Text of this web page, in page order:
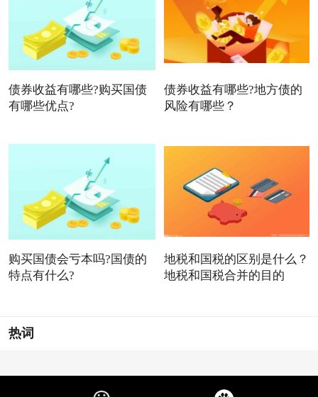
债券收益有哪些?购买国债
有哪些优点?
债券收益有哪些?地方债的
风险有哪些？
购买国债会亏本吗?国债的
特点有什么?
地税和国税的区别是什么？
地税和国税合并的目的
热词